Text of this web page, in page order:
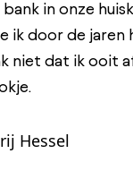
in onze
ik door de jaren
niet dat ik ooit